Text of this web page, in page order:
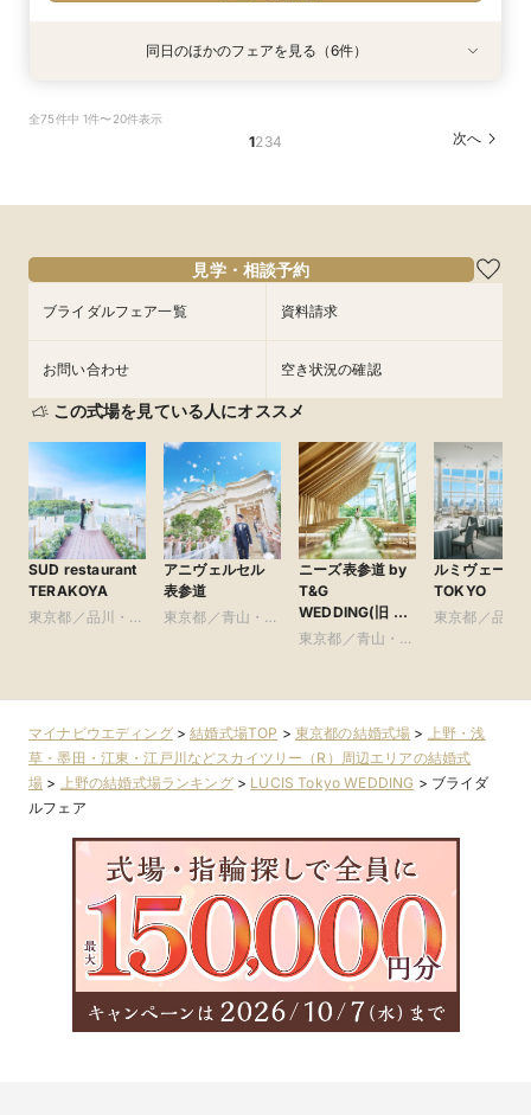
衣装試着 特典あり
8/29
ティでも安心フェア
フェアを予約
衣装試着 特典あり
8/29
美食フェア
フェアを予約
衣装試着 特典あり
8/29
もてなし体験
フェアを予約
8/29
式場相談会
衣装試着 特典あり
8/29
ビュッフェ体験フェア
フェアを予約
衣装試着 特典あり
8/29
ダン挙式体験
フェアを予約
同日のほかのフェアを見る（6件）
全75件中 1件〜20件表示
1234 次へ
見学・相談予約
ブライダルフェア一覧 資料請求
お問い合わせ 空き状況の確認
この式場を見ている人にオススメ
SUD restaurant
TERAKOYA
東京都／品川・目
アニヴェルセル
表参道
東京都／青山・表
ニーズ表参道 by
T&G
WEDDING(旧 表
参道TERRACE)
東京都／青山・表
ルミヴェール
TOKYO
東京都／品川
マイナビウエディング>結婚式場TOP > 東京都の結婚式場 > 上野・浅
草・墨田・江東・江戸川などスカイツリー（R）周辺エリアの結婚式
場 > 上野の結婚式場ランキング> LUCIS Tokyo WEDDING > ブライダ
ルフェア